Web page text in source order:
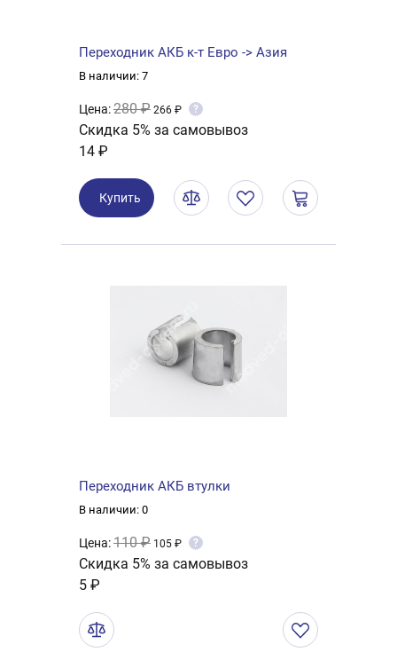
Переходник АКБ к-т Евро -> Азия
В наличии: 7
Цена:280 ₽ 266 ₽ ?
Скидка 5% за самовывоз
14 ₽
Купить
Переходник АКБ втулки
В наличии: 0
Цена:110 ₽ 105 ₽ ?
Скидка 5% за самовывоз
5 ₽